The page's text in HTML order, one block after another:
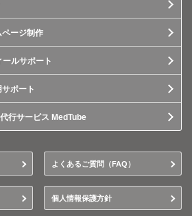
ージ制作
ルサポート
ポート
行サービス MedTube
よくあるご質問（FAQ）
個人情報保護方針